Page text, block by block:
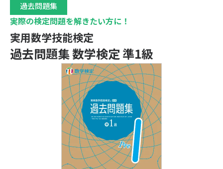
検定に関する各種データ
志願者数・実施校数の推移
階級別志願者・受検者データ（国内のみ）
個別成績票について
個別成績票の見方
「記述式」について
数学検定の問題例・採点例
算数検定の問題例・採点例
実用数学技能検定「数検」グランプリ
合格証明書について
合格証・合格証明書の申請方法
情報セキュリティ基本方針
カスタマーハラスメントに対する基本方針
信頼性と有用性のためのAI利活用方針
特定商取引法に基づく表記
リンクをご希望の方へ
過去問題集
実際の検定問題を解きたい方に！
実用数学技能検定
過去問題集 数学検定 準1級